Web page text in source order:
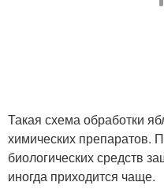
Такая схема обработки
химических препаратов.
биологических средств
иногда приходится чаще.